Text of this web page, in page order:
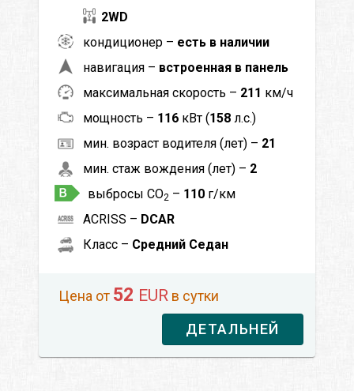
2WD
кондиционер – есть в наличии
навигация – встроенная в панель
максимальная скорость – 211 км/ч
мощность – 116 кВт (158 л.с.)
мин. возраст водителя (лет) – 21
мин. стаж вождения (лет) – 2
выбросы CO2 – 110 г/км
ACRISS – DCAR
Класс – Средний Седан
Цена от 52 EUR в сутки
ДЕТАЛЬНЕЙ